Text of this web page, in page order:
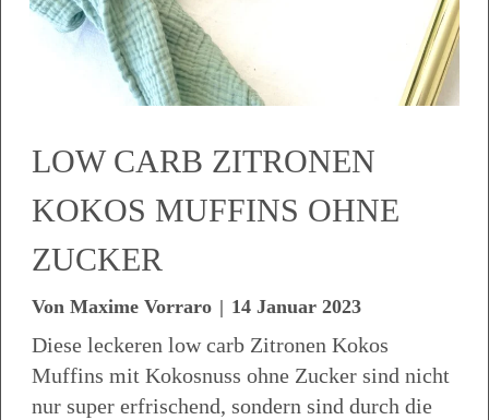
LOW CARB ZITRONEN
KOKOS MUFFINS OHNE
ZUCKER
Von Maxime Vorraro | 14 Januar 2023
Diese leckeren low carb Zitronen Kokos
Muffins mit Kokosnuss ohne Zucker sind nicht
nur super erfrischend, sondern sind durch die